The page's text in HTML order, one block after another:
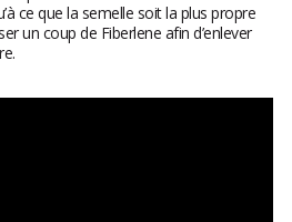
ce que la semelle soit la plus propre
un coup de Fiberlene afin d’enlever